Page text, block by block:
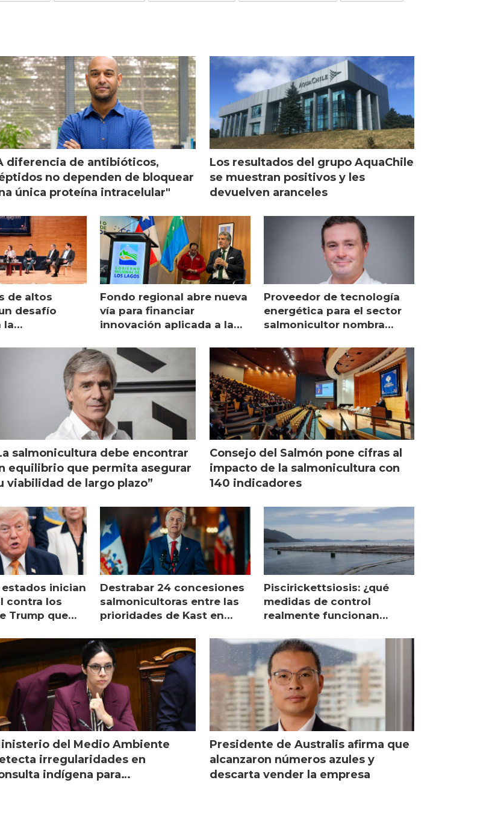
diferencia de antibióticos,
no dependen de bloquear
única proteína intracelular"
Los resultados del grupo AquaChile
se muestran positivos y les
devuelven aranceles
de altos
desafío
la
Fondo regional abre nueva
vía para financiar
innovación aplicada a la
Proveedor de tecnología
energética para el sector
salmonicultor nombra
salmonicultura debe encontrar
equilibrio que permita asegurar
viabilidad de largo plazo”
Consejo del Salmón pone cifras al
impacto de la salmonicultura con
140 indicadores
inician
contra los
Trump que
Destrabar 24 concesiones
salmonicultoras entre las
prioridades de Kast en
Piscirickettsiosis: ¿qué
medidas de control
realmente funcionan
del Medio Ambiente
irregularidades en
indígena para
Presidente de Australis afirma que
alcanzaron números azules y
descarta vender la empresa